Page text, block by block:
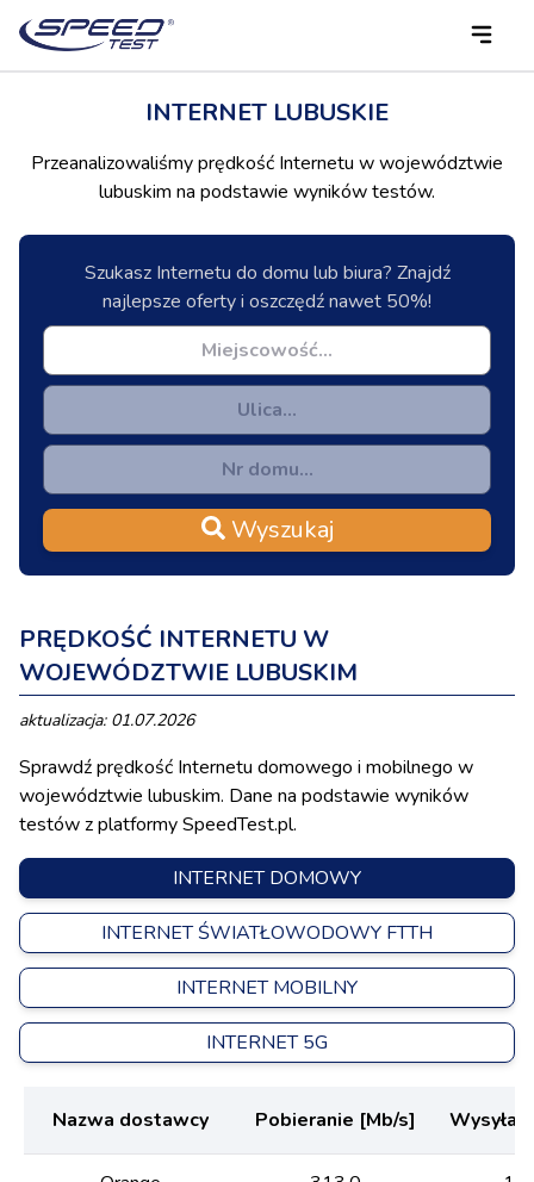
INTERNET LUBUSKIE
Przeanalizowaliśmy prędkość Internetu w województwie
lubuskim na podstawie wyników testów.
Szukasz Internetu do domu lub biura? Znajdź
najlepsze oferty i oszczędź nawet 50%!
Wyszukaj
PRĘDKOŚĆ INTERNETU W
WOJEWÓDZTWIE LUBUSKIM
aktualizacja: 01.07.2026
Sprawdź prędkość Internetu domowego i mobilnego w
województwie lubuskim. Dane na podstawie wyników
testów z platformy SpeedTest.pl.
INTERNET DOMOWY
INTERNET ŚWIATŁOWODOWY FTTH
INTERNET MOBILNY
INTERNET 5G
Nazwa dostawcy Pobieranie [Mb/s]